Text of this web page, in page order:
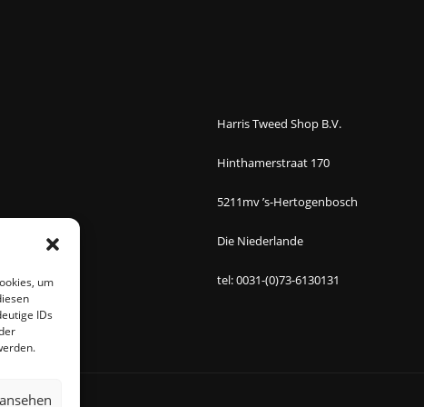
um
IDs
Harris Tweed Shop B.V.
Hinthamerstraat 170
5211mv ’s-Hertogenbosch
Die Niederlande
tel: 0031-(0)73-6130131